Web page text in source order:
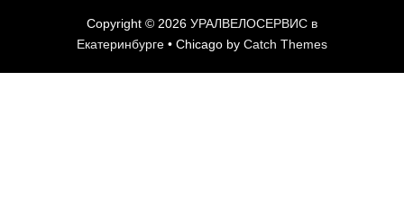
Copyright © 2026 УРАЛВЕЛОСЕРВИС в
Екатеринбурге • Chicago by Catch Themes